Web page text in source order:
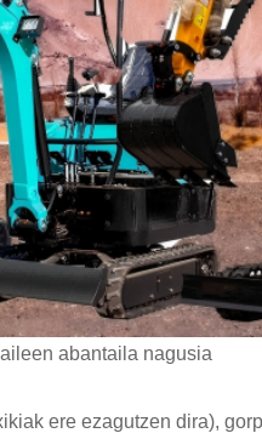
abantaila nagusia
ere ezagutzen dira),